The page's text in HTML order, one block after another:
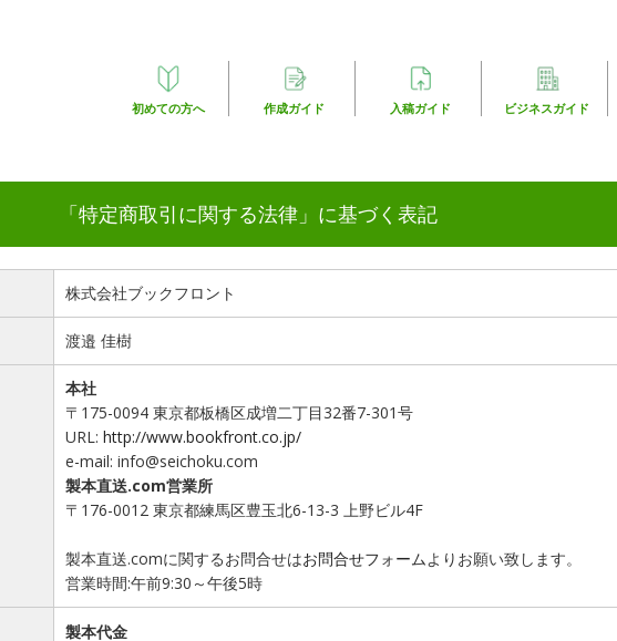
初めての方へ 作成ガイド 入稿ガイド ビジネスガイド
「特定商取引に関する法律」に基づく表記
株式会社ブックフロント
渡邉 佳樹
本社
〒175-0094 東京都板橋区成増二丁目32番7-301号
URL: http://www.bookfront.co.jp/
e-mail: info@seichoku.com
製本直送.com営業所
〒176-0012 東京都練馬区豊玉北6-13-3 上野ビル4F
製本直送.comに関するお問合せはお問合せフォームよりお願い致します。
営業時間:午前9:30～午後5時
製本代金